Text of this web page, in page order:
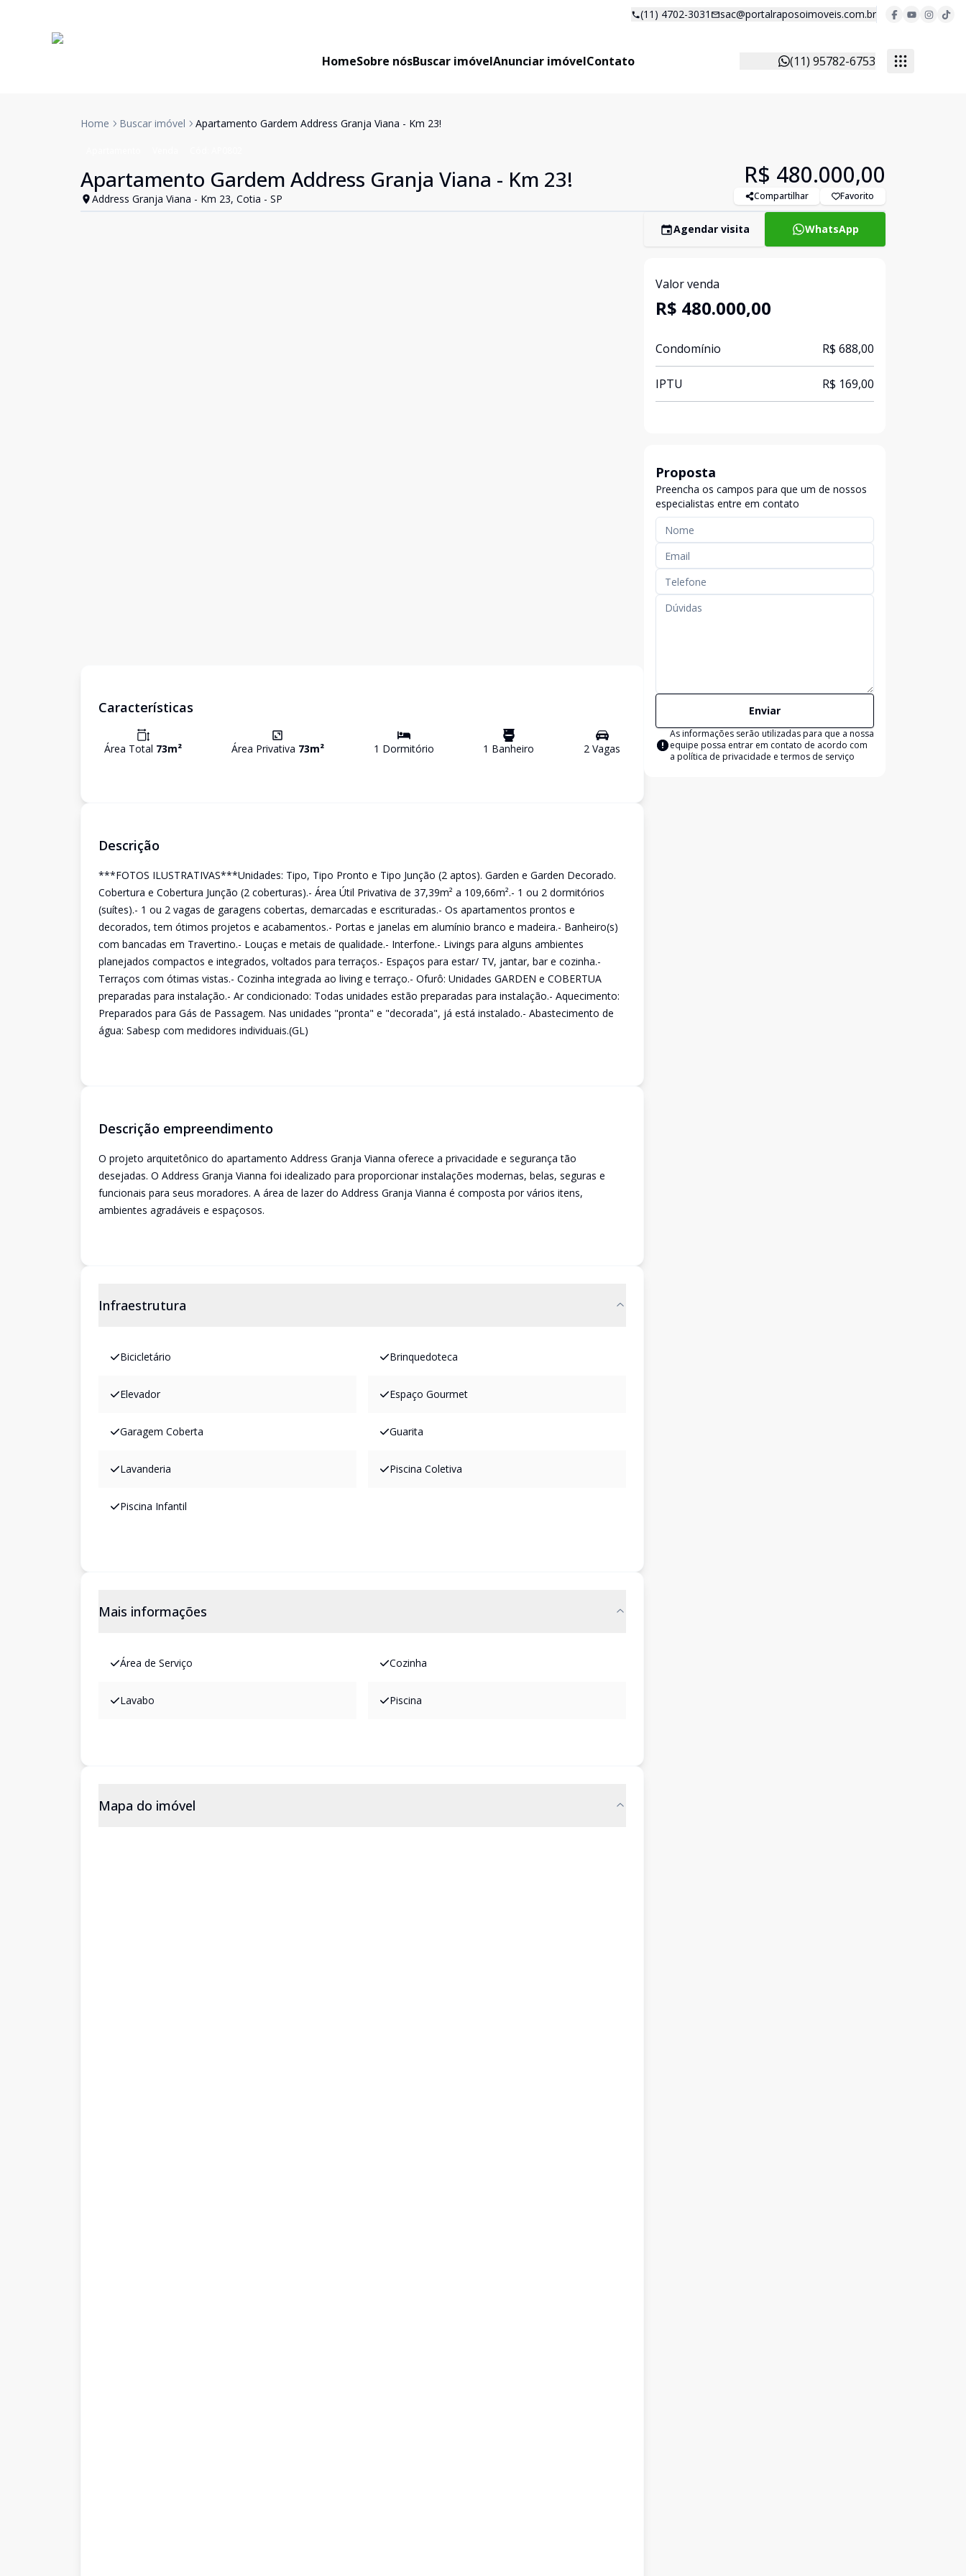
(11) 4702-3031 sac@portalraposoimoveis.com.br
HomeSobre nósBuscar imóvelAnunciar imóvelContato (11) 95782-6753
Home Buscar imóvel Apartamento Gardem Address Granja Viana - Km 23!
Apartamento Gardem Address Granja Viana - Km 23!
Address Granja Viana - Km 23, Cotia - SP
R$ 480.000,00
Compartilhar Favorito
Características
Área Total 73m² Área Privativa 73m² 1 Dormitório 1 Banheiro 2 Vagas
Descrição
***FOTOS ILUSTRATIVAS***Unidades: Tipo, Tipo Pronto e Tipo Junção (2 aptos). Garden e Garden Decorado.
Cobertura e Cobertura Junção (2 coberturas).- Área Útil Privativa de 37,39m² a 109,66m².- 1 ou 2 dormitórios
(suítes).- 1 ou 2 vagas de garagens cobertas, demarcadas e escrituradas.- Os apartamentos prontos e
decorados, tem ótimos projetos e acabamentos.- Portas e janelas em alumínio branco e madeira.- Banheiro(s)
com bancadas em Travertino.- Louças e metais de qualidade.- Interfone.- Livings para alguns ambientes
planejados compactos e integrados, voltados para terraços.- Espaços para estar/ TV, jantar, bar e cozinha.-
Terraços com ótimas vistas.- Cozinha integrada ao living e terraço.- Ofurô: Unidades GARDEN e COBERTUA
preparadas para instalação.- Ar condicionado: Todas unidades estão preparadas para instalação.- Aquecimento:
Preparados para Gás de Passagem. Nas unidades "pronta" e "decorada", já está instalado.- Abastecimento de
água: Sabesp com medidores individuais.(GL)
Descrição empreendimento
O projeto arquitetônico do apartamento Address Granja Vianna oferece a privacidade e segurança tão
desejadas. O Address Granja Vianna foi idealizado para proporcionar instalações modernas, belas, seguras e
funcionais para seus moradores. A área de lazer do Address Granja Vianna é composta por vários itens,
ambientes agradáveis e espaçosos.
Infraestrutura
Bicicletário Brinquedoteca
Elevador Espaço Gourmet
Garagem Coberta Guarita
Lavanderia Piscina Coletiva
Piscina Infantil
Mais informações
Área de Serviço Cozinha
Lavabo Piscina
Mapa do imóvel
Agendar visita WhatsApp
Valor venda
R$ 480.000,00
Condomínio R$ 688,00
IPTU R$ 169,00
Proposta
Preencha os campos para que um de nossos
especialistas entre em contato
Enviar
As informações serão utilizadas para que a nossa
equipe possa entrar em contato de acordo com
a política de privacidade e termos de serviço